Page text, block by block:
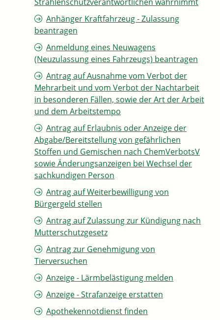
Anhänger Kraftfahrzeug - Zulassung
beantragen
Anmeldung eines Neuwagens
(Neuzulassung eines Fahrzeugs) beantragen
Antrag auf Ausnahme vom Verbot der
Mehrarbeit und vom Verbot der Nachtarbeit
in besonderen Fällen, sowie der Art der Arbeit
und dem Arbeitstempo
Antrag auf Erlaubnis oder Anzeige der
Abgabe/Bereitstellung von gefährlichen
Stoffen und Gemischen nach ChemVerbotsV
sowie Änderungsanzeigen bei Wechsel der
sachkundigen Person
Antrag auf Weiterbewilligung von
Bürgergeld stellen
Antrag auf Zulassung zur Kündigung nach
Mutterschutzgesetz
Antrag zur Genehmigung von
Tierversuchen
Anzeige - Lärmbelästigung melden
Anzeige - Strafanzeige erstatten
Apothekennotdienst finden